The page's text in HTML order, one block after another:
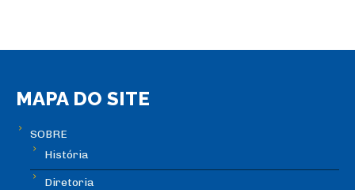
MAPA DO SITE
SOBRE
História
Diretoria